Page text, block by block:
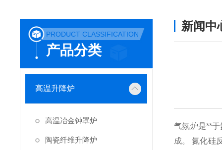
PRODUCT CLASSIFICATION
产品分类
高温升降炉
高温冶金钟罩炉
陶瓷纤维升降炉
新闻中
气氛炉是**
成。 氮化硅